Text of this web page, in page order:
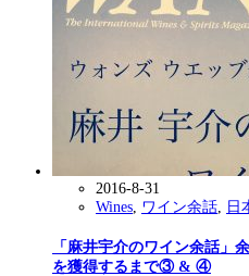
2016-8-31
Wines, ワイン余話, 日
「麻井宇介のワイン余話
を獲得するまで③ & ④